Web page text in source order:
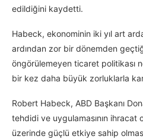
edildiğini kaydetti.
Habeck, ekonominin iki yıl art
ardından zor bir dönemden
öngörülemeyen ticaret politikası
bir kez daha büyük zorluklarla
Robert Habeck, ABD Başkanı
tehdidi ve uygulamasının ihracat
üzerinde güçlü etkiye sahip